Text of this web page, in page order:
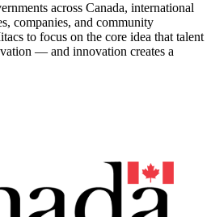
across Canada, international
companies, and community
to focus on the core idea that talent
— and innovation creates a